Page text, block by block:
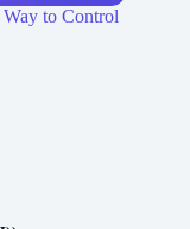
Way to Control